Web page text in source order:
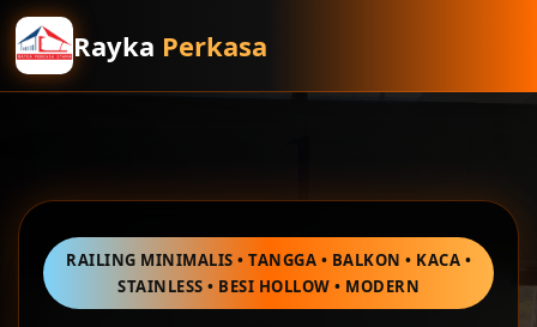
Rayka Perkasa
RAILING MINIMALIS • TANGGA • BALKON • KACA •
STAINLESS • BESI HOLLOW • MODERN